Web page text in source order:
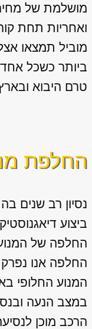
מושלמת של
ואחריות תחת
מוביל תמצאו
ביותר כשכל
טרם היבוא
החלפת
נסיון רב שנים
ביצוע
החלפה של
החלפה אנו
המנוע החלופי
במצב הנעה
הרכב מוכן